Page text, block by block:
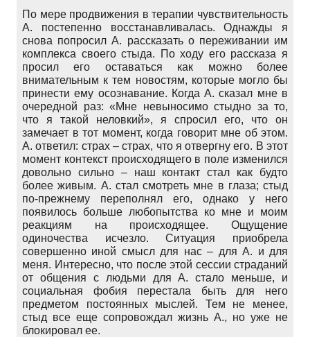
По мере продвижения в терапии чувствительность
А. постепенно восстанавливалась. Однажды я
снова попросил А. рассказать о переживании им
комплекса своего стыда. По ходу его рассказа я
просил его оставаться как можно более
внимательным к тем новостям, которые могло бы
принести ему осознавание. Когда А. сказал мне в
очередной раз: «Мне невыносимо стыдно за то,
что я такой неловкий», я спросил его, что он
замечает в тот момент, когда говорит мне об этом.
А. ответил: страх – страх, что я отвергну его. В этот
момент контекст происходящего в поле изменился
довольно сильно – наш контакт стал как будто
более живым. А. стал смотреть мне в глаза; стыд
по-прежнему переполнял его, однако у него
появилось больше любопытства ко мне и моим
реакциям на происходящее. Ощущение
одиночества исчезло. Ситуация приобрела
совершенно иной смысл для нас – для А. и для
меня. Интересно, что после этой сессии страданий
от общения с людьми для А. стало меньше, и
социальная фобия перестала быть для него
предметом постоянных мыслей. Тем не менее,
стыд все еще сопровождал жизнь А., но уже не
блокировал ее.